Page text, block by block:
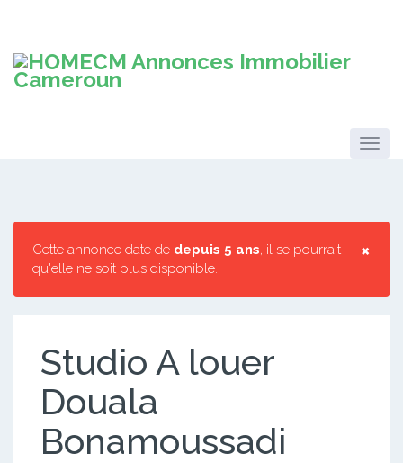
×
Cette annonce date de depuis 5 ans, il se pourrait
qu'elle ne soit plus disponible.
Studio A louer
Douala
Bonamoussadi